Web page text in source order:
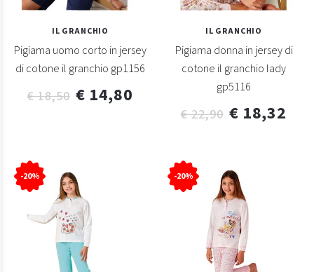
IL GRANCHIO
Pigiama uomo corto in jersey
di cotone il granchio gp1156
€ 18,50 € 14,80
IL GRANCHIO
Pigiama donna in jersey di
cotone il granchio lady
gp5116
€ 22,90 € 18,32
-20% -20%